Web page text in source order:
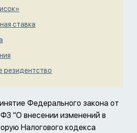
ставка
резидентство
Федерального закона от
"О внесении изменений в
Налогового кодекса